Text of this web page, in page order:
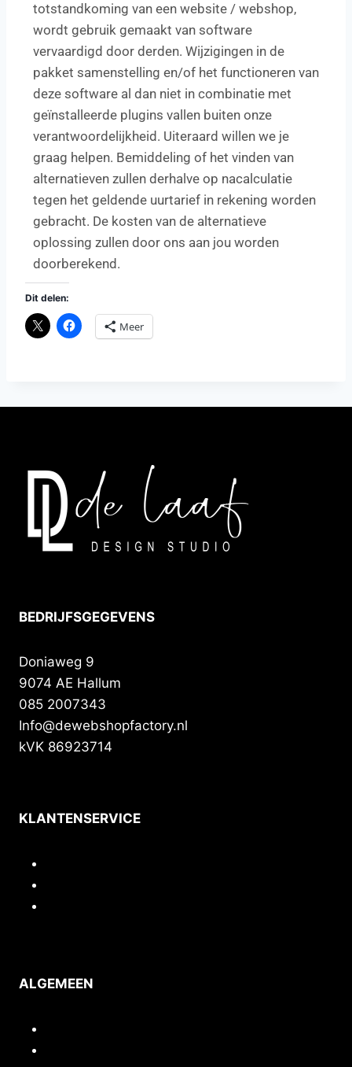
totstandkoming van een website / webshop,
wordt gebruik gemaakt van software
vervaardigd door derden. Wijzigingen in de
pakket samenstelling en/of het functioneren van
deze software al dan niet in combinatie met
geïnstalleerde plugins vallen buiten onze
verantwoordelijkheid. Uiteraard willen we je
graag helpen. Bemiddeling of het vinden van
alternatieven zullen derhalve op nacalculatie
tegen het geldende uurtarief in rekening worden
gebracht. De kosten van de alternatieve
oplossing zullen door ons aan jou worden
doorberekend.
Dit delen:
Meer
BEDRIJFSGEGEVENS
Doniaweg 9
9074 AE Hallum
085 2007343
Info@dewebshopfactory.nl
kVK 86923714
KLANTENSERVICE
ALGEMEEN